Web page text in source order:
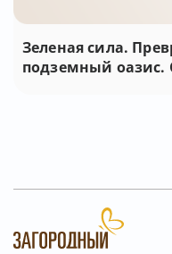
Зеленая сила.
подземный оазис.